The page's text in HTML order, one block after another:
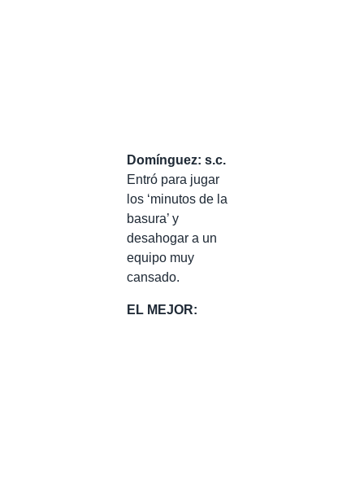
Domínguez: s.c.
Entró para jugar
los ‘minutos de la
basura’ y
desahogar a un
equipo muy
cansado.
EL MEJOR: